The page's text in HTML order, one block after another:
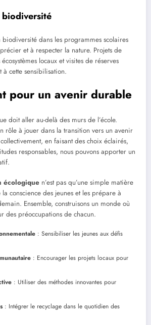
biodiversité
biodiversité dans les programmes scolaires
et à respecter la nature. Projets de
locaux et visites de réserves
à cette sensibilisation.
pour un avenir durable
doit aller au-delà des murs de l’école.
rôle à jouer dans la transition vers un avenir
en faisant des choix éclairés,
responsables, nous pouvons apporter un
écologique n’est pas qu’une simple matière
conscience des jeunes et les prépare à
Ensemble, construisons un monde où
des préoccupations de chacun.
: Sensibiliser les jeunes aux défis
: Encourager les projets locaux pour
: Utiliser des méthodes innovantes pour
: Intégrer le recyclage dans le quotidien des